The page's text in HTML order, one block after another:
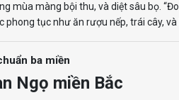
mùa màng bội thu, và diệt sâu bọ.
phong tục như ăn rượu nếp, trái cây, và
ba miền
Ngọ miền Bắc